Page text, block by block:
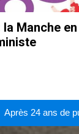
la Manche